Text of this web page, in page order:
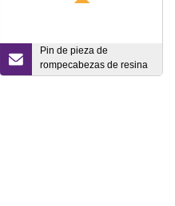
Pin de pieza de
rompecabezas de resina
epoxi de esmalte suave